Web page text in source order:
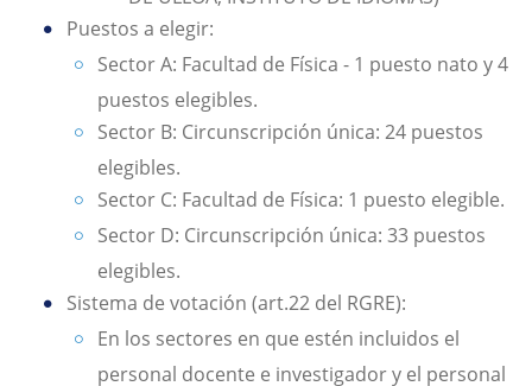
Puestos a elegir:
Sector A: Facultad de Física - 1 puesto nato y 4
puestos elegibles.
Sector B: Circunscripción única: 24 puestos
elegibles.
Sector C: Facultad de Física: 1 puesto elegible.
Sector D: Circunscripción única: 33 puestos
elegibles.
Sistema de votación (art.22 del RGRE):
En los sectores en que estén incluidos el
personal docente e investigador y el personal